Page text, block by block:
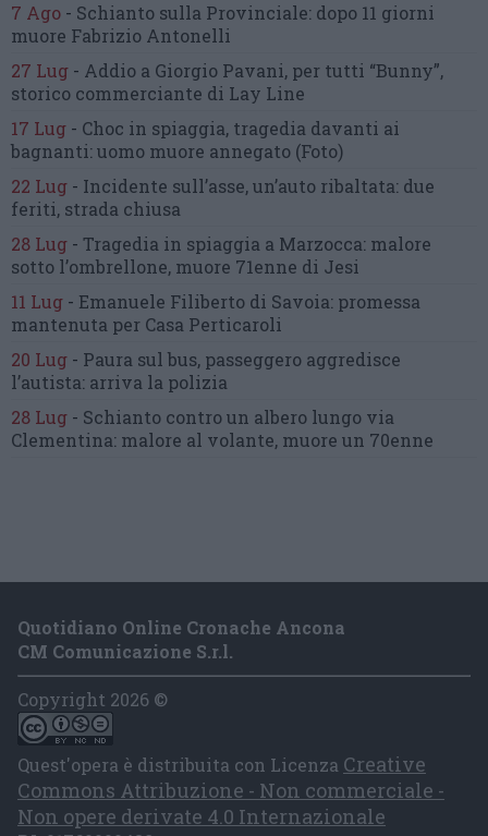
7 Ago - Schianto sulla Provinciale: dopo 11 giorni
muore Fabrizio Antonelli
27 Lug - Addio a Giorgio Pavani, per tutti “Bunny”,
storico commerciante di Lay Line
17 Lug - Choc in spiaggia, tragedia davanti ai
bagnanti:uomo muore annegato (Foto)
22 Lug - Incidente sull’asse, un’auto ribaltata: due
feriti, strada chiusa
28 Lug - Tragedia in spiaggia a Marzocca: malore
sotto l’ombrellone, muore 71enne di Jesi
11 Lug - Emanuele Filiberto di Savoia: promessa
mantenuta per Casa Perticaroli
20 Lug - Paura sul bus, passeggero aggredisce
l’autista: arriva la polizia
28 Lug - Schianto contro un albero lungo via
Clementina: malore al volante, muore un 70enne
Quotidiano Online Cronache Ancona
CM Comunicazione S.r.l.
Copyright 2026 ©
Quest'opera è distribuita con Licenza Creative
Commons Attribuzione - Non commerciale -
Non opere derivate 4.0 Internazionale